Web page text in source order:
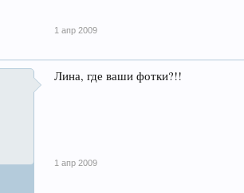
1 апр 2009
Лина, где ваши фотки?!!
1 апр 2009